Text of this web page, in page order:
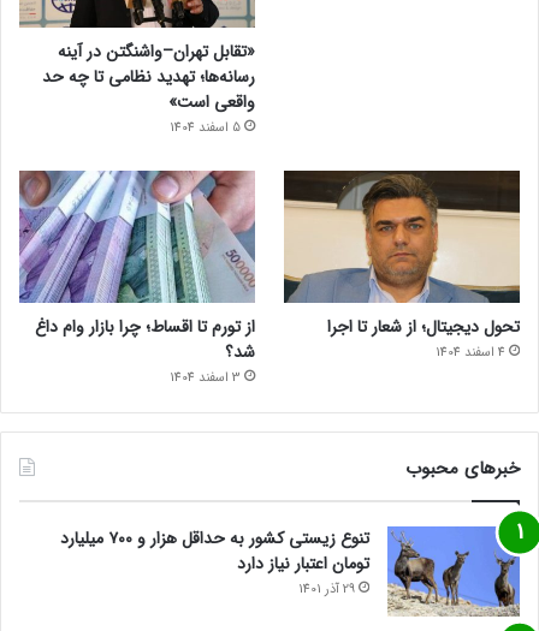
«تقابل تهران–واشنگتن در آینه
رسانه‌ها؛ تهدید نظامی تا چه حد
واقعی است»
5 اسفند 1404
تحول دیجیتال؛ از شعار تا اجرا
4 اسفند 1404
از تورم تا اقساط؛ چرا بازار وام داغ
شد؟
3 اسفند 1404
خبرهای محبوب
تنوع زیستی کشور به حداقل هزار و ۷۰۰ میلیارد
تومان اعتبار نیاز دارد
29 آذر 1401